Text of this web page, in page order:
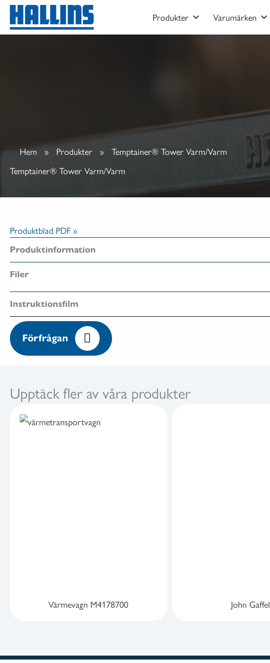
Hoppa
innehåll
Produkter Varumärken
Hem » Produkter »
Temptainer® Tower Varm/Varm
Temptainer® Tower Varm/Varm
Produktblad PDF »
Produktinformation
Filer
Instruktionsfilm
Förfrågan
Upptäck fler av våra produkter
Värmevagn M4178700 John Gaffel